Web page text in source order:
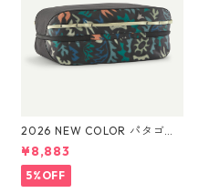
2026 NEW COLOR パタゴニ
ア ブラックホール・キュー
ブ 14L (カラー Kaleido: Blac
k) Patagonia Black Hole® Cu
be 14L 日本正規品 製品番号
¥8,883
5%OFF